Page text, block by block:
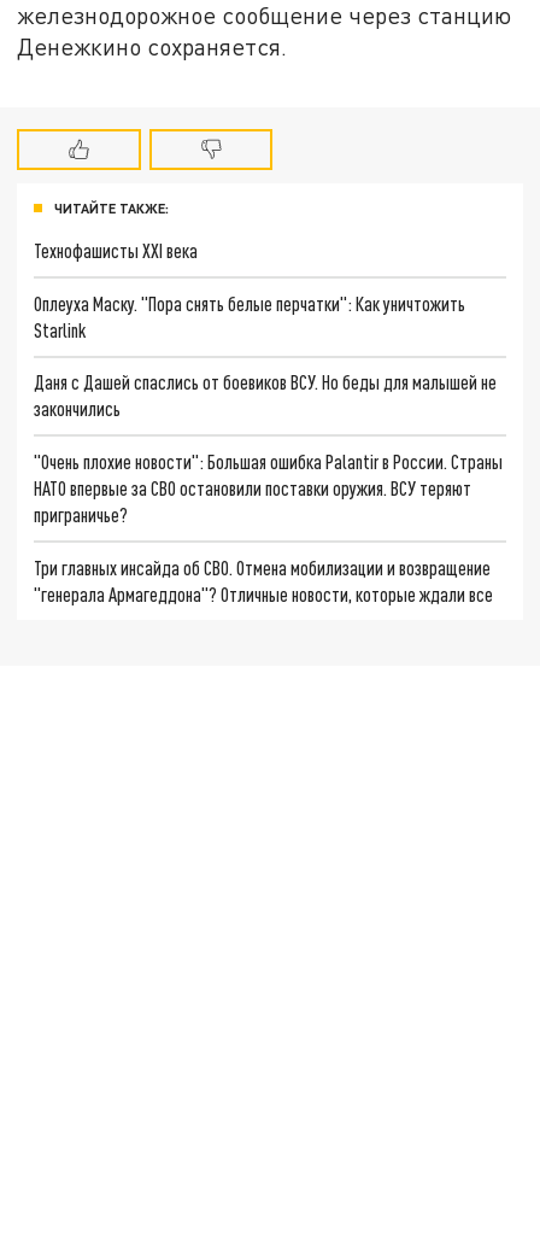
железнодорожное сообщение через станцию
Денежкино сохраняется.
ЧИТАЙТЕ ТАКЖЕ:
Технофашисты XXI века
Оплеуха Маску. "Пора снять белые перчатки": Как уничтожить
Starlink
Даня с Дашей спаслись от боевиков ВСУ. Но беды для малышей не
закончились
"Очень плохие новости": Большая ошибка Palantir в России. Страны
НАТО впервые за СВО остановили поставки оружия. ВСУ теряют
приграничье?
Три главных инсайда об СВО. Отмена мобилизации и возвращение
"генерала Армагеддона"? Отличные новости, которые ждали все